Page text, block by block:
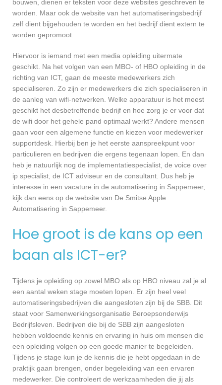
bouwen, dienen er teksten voor deze websites geschreven te
worden. Maar ook de website van het automatiseringsbedrijf
zelf dient bijgehouden te worden en het bedrijf dient extern te
worden gepromoot.
Hiervoor is iemand met een media opleiding uitermate
geschikt. Na het volgen van een MBO- of HBO opleiding in de
richting van ICT, gaan de meeste medewerkers zich
specialiseren. Zo zijn er medewerkers die zich specialiseren in
de aanleg van wifi-netwerken. Welke apparatuur is het meest
geschikt het desbetreffende bedrijf en hoe zorg je er voor dat
de wifi door het gehele pand optimaal werkt? Andere mensen
gaan voor een algemene functie en kiezen voor medewerker
supportdesk. Hierbij ben je het eerste aanspreekpunt voor
particulieren en bedrijven die ergens tegenaan lopen. En dan
heb je natuurlijk nog de implementatiespecialist, de voice over
ip specialist, de ICT adviseur en de consultant. Dus heb je
interesse in een vacature in de automatisering in Sappemeer,
kijk dan eens op de website van De Smitse Apple
Automatisering in Sappemeer.
Hoe groot is de kans op een
baan als ICT-er?
Tijdens je opleiding op zowel MBO als op HBO niveau zal je al
een aantal weken stage moeten lopen. Er zijn heel veel
automatiseringsbedrijven die aangesloten zijn bij de SBB. Dit
staat voor Samenwerkingsorganisatie Beroepsonderwijs
Bedrijfsleven. Bedrijven die bij de SBB zijn aangesloten
hebben voldoende kennis en ervaring in huis om mensen die
een opleiding volgen op een goede manier te begeleiden.
Tijdens je stage kun je de kennis die je hebt opgedaan in de
praktijk gaan brengen, onder begeleiding van een ervaren
medewerker. Die controleert de werkzaamheden die jij als